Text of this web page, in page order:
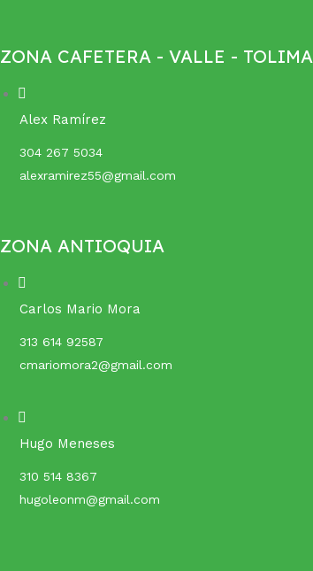
ZONA CAFETERA - VALLE - TOLIMA
Alex Ramírez
304 267 5034
alexramirez55@gmail.com
ZONA ANTIOQUIA
Carlos Mario Mora
313 614 92587
cmariomora2@gmail.com
Hugo Meneses
310 514 8367
hugoleonm@gmail.com